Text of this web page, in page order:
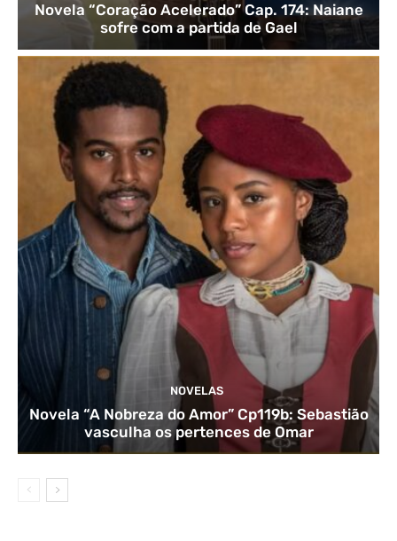
Novela “Coração Acelerado” Cap. 174: Naiane
sofre com a partida de Gael
NOVELAS
Novela “A Nobreza do Amor” Cp119b: Sebastião
vasculha os pertences de Omar